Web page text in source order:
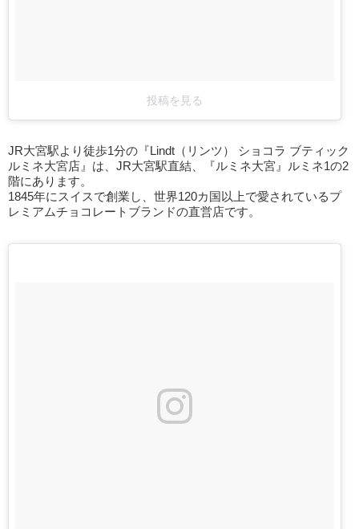
投稿を見る
JR大宮駅より徒歩1分の『Lindt（リンツ） ショコラ ブティック
ルミネ大宮店』は、JR大宮駅直結、『ルミネ大宮』ルミネ1の2
階にあります。
1845年にスイスで創業し、世界120カ国以上で愛されているプ
レミアムチョコレートブランドの直営店です。